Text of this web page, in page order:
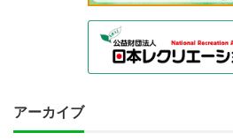
アーカイブ